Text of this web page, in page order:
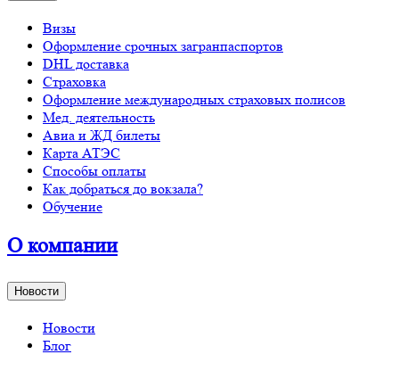
Визы
Оформление срочных загранпаспортов
DHL доставка
Страховка
Оформление международных страховых полисов
Мед. деятельность
Авиа и ЖД билеты
Карта АТЭС
Способы оплаты
Как добраться до вокзала?
Обучение
О компании
Новости
Новости
Блог